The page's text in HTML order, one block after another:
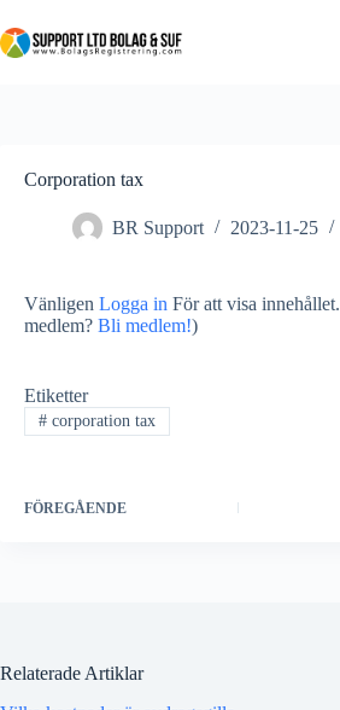
Corporation tax
BR Support 2023-11-25
Vänligen Logga in För att visa innehållet.
medlem? Bli medlem!)
Etiketter
#corporation tax
FÖREGÅENDE
Relaterade Artiklar